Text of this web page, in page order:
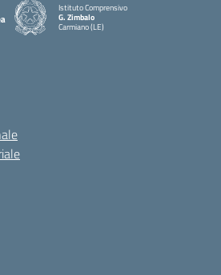
Istituto Comprensivo
G. Zimbalo
Carmiano (LE)